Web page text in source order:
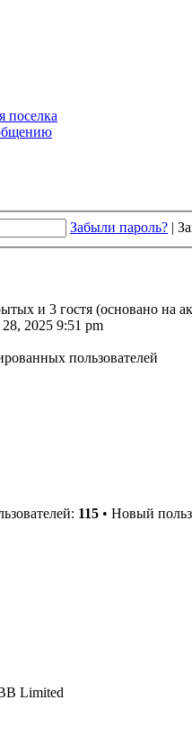
поселка
Забыли пароль? |
и 3 гостя (основано на
2025 9:51 pm
пользователей
115 • Новый
Limited